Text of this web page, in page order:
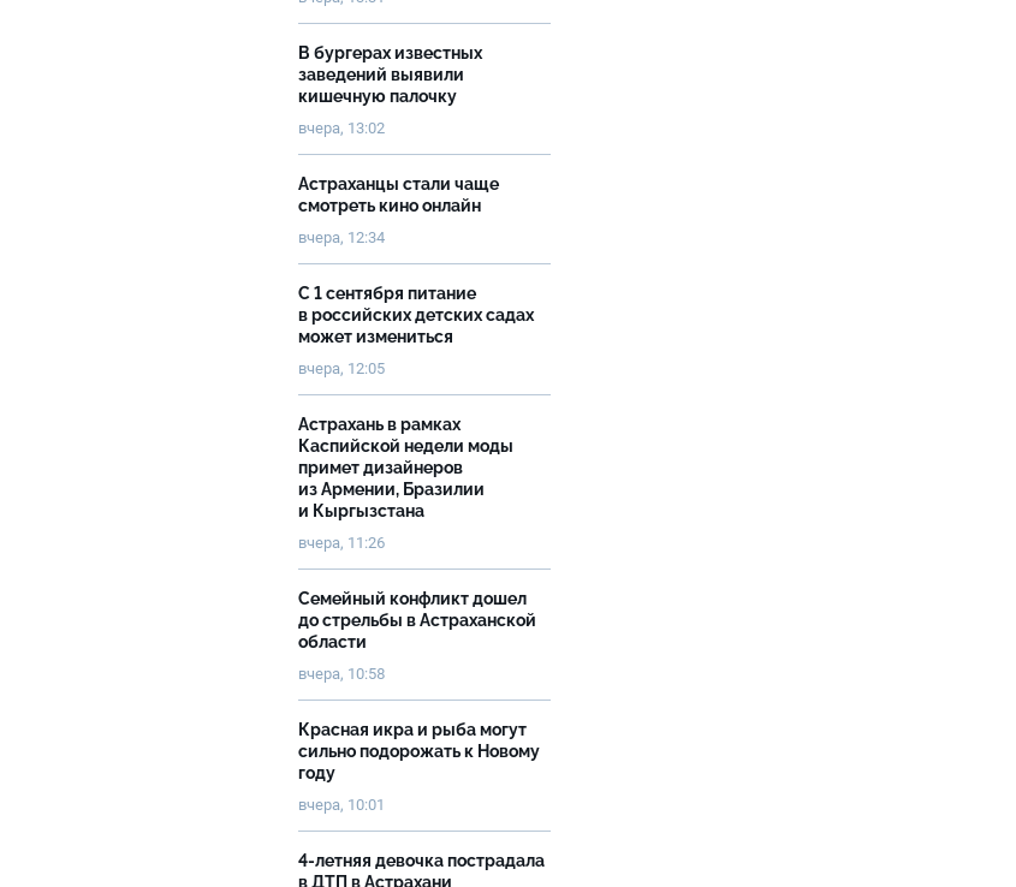
В бургерах известных
заведений выявили
кишечную палочку
вчера, 13:02
Астраханцы стали чаще
смотреть кино онлайн
вчера, 12:34
С 1 сентября питание
в российских детских садах
может измениться
вчера, 12:05
Астрахань в рамках
Каспийской недели моды
примет дизайнеров
из Армении, Бразилии
и Кыргызстана
вчера, 11:26
Семейный конфликт дошел
до стрельбы в Астраханской
области
вчера, 10:58
Красная икра и рыба могут
сильно подорожать к Новому
году
вчера, 10:01
4-летняя девочка пострадала
в ДТП в Астрахани